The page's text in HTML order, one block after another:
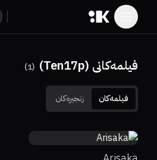
فیلمەکانی (Ten17p) (
1
)
فیلمەکان زنجیرەکان 5.7